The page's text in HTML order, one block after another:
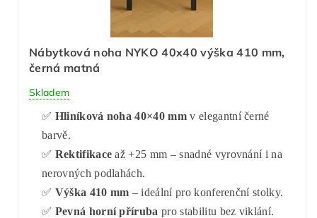
Nábytková noha NYKO 40x40 výška 410 mm,
černá matná
Skladem
✅ Hliníková noha 40×40 mmv elegantní černé
barvě.
✅ Rektifikace až +25 mm – snadné vyrovnání i na
nerovných podlahách.
✅ Výška 410 mm – ideální pro konferenční stolky.
✅ Pevná horní příruba pro stabilitu bez viklání.